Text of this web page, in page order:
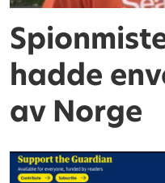
hadde
av Norge